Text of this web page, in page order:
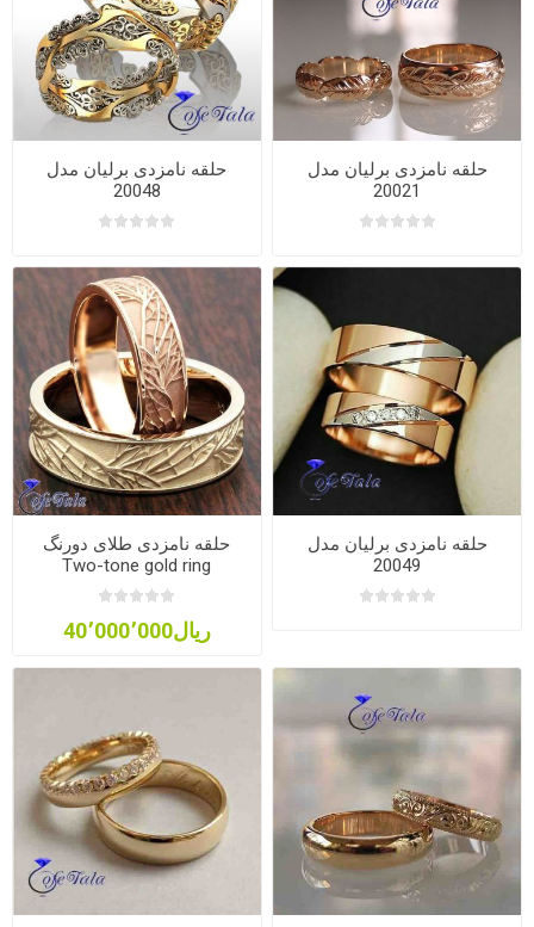
حلقه نامزدی برلیان مدل
20021
حلقه نامزدی برلیان مدل
20048
حلقه نامزدی برلیان مدل
20049
حلقه نامزدی طلای دورنگ
Two-tone gold ring
ریال40٬000٬000